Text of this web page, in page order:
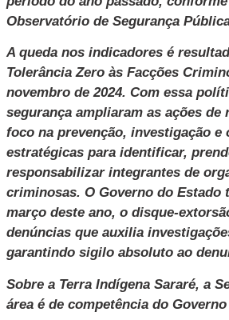
Observatório de Segurança
A queda nos indicadores é
Tolerância Zero às Facções
novembro de 2024. Com essa
segurança ampliaram as ações de
foco na prevenção, investigação e
estratégicas para identificar,
responsabilizar integrantes de
criminosas. O Governo do Estado
março deste ano, o disque-
denúncias que auxilia
garantindo sigilo absoluto ao
Sobre a Terra Indígena Sararé, a
área é de competência do